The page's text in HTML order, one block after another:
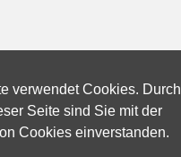
verwendet Cookies. Durch
Seite sind Sie mit der
Cookies einverstanden.